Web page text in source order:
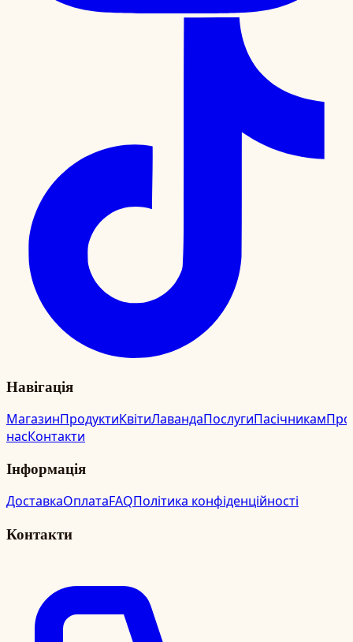
Навігація
МагазинПродуктиКвітиЛавандаПослугиПасічникамПро
насКонтакти
Інформація
ДоставкаОплатаFAQПолітика конфіденційності
Контакти